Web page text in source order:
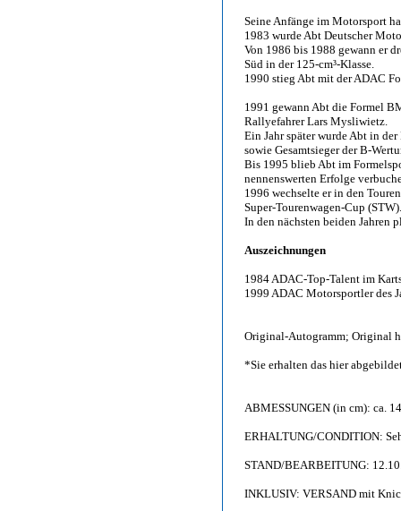
Seine Anfänge im Motorsport
1983 wurde Abt Deutscher
Von 1986 bis 1988 gewann er
Süd in der 125-cm³-Klasse.
1990 stieg Abt mit der ADAC
1991 gewann Abt die Formel
Rallyefahrer Lars Mysliwietz.
Ein Jahr später wurde Abt in
sowie Gesamtsieger der B-
Bis 1995 blieb Abt im
nennenswerten Erfolge
1996 wechselte er in den
Super-Tourenwagen-Cup (STW).
In den nächsten beiden Jahren
Auszeichnungen
1984 ADAC-Top-Talent im
1999 ADAC Motorsportler des
Original-Autogramm; Original
*Sie erhalten das hier
ABMESSUNGEN (in cm): ca.
ERHALTUNG/CONDITION:
STAND/BEARBEITUNG:
INKLUSIV: VERSAND mit